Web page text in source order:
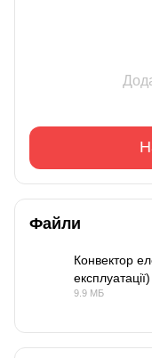
Файли
Конвектор
експлуатації)
9.9 МБ